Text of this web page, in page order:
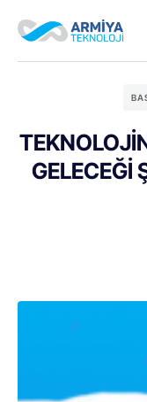
GELECEĞİ